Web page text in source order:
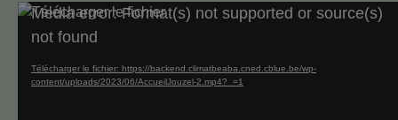
Lecteur
vidéo
Media error: Format(s) not supported or source(s)
not found
Télécharger le fichier: https://backend.climatbeaba.cned.cblue.be/wp-
content/uploads/2023/06/AccueilJouzel-2.mp4?_=1